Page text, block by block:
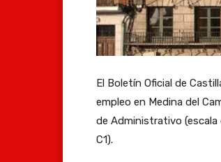
El Boletín Oficial de
empleo en Medina del
de Administrativo (escala
C1).